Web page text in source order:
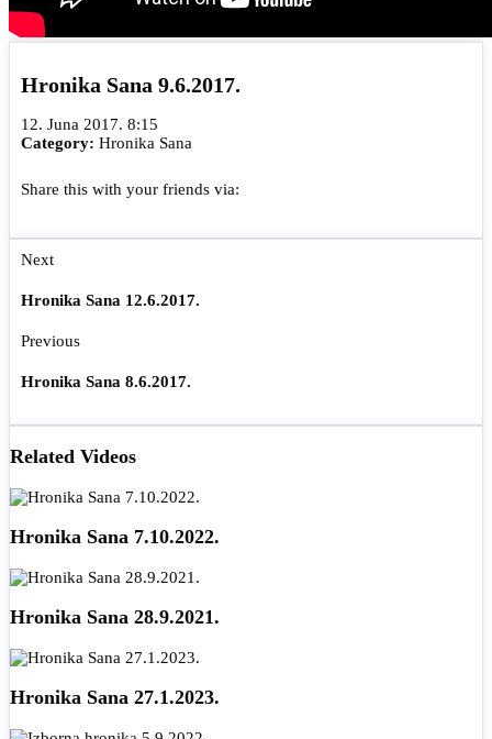
Hronika Sana 9.6.2017.
12. Juna 2017. 8:15
Category: Hronika Sana
Share this with your friends via:
Next
Hronika Sana 12.6.2017.
Previous
Hronika Sana 8.6.2017.
Related Videos
Hronika Sana 7.10.2022.
Hronika Sana 28.9.2021.
Hronika Sana 27.1.2023.